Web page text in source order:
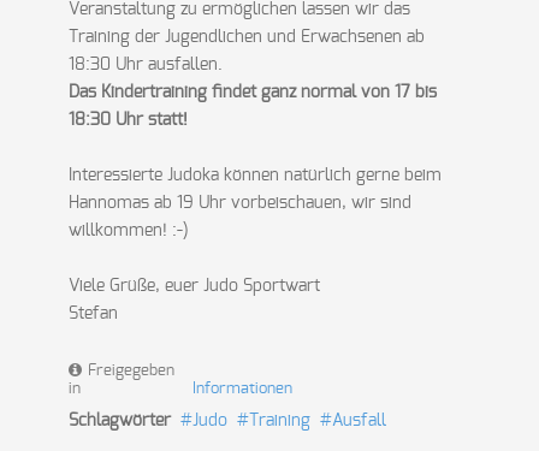
Veranstaltung zu ermöglichen lassen wir das
Training der Jugendlichen und Erwachsenen ab
18:30 Uhr ausfallen.
Das Kindertraining findet ganz normal von 17 bis
18:30 Uhr statt!
Interessierte Judoka können natürlich gerne beim
Hannomas ab 19 Uhr vorbeischauen, wir sind
willkommen! :-)
Viele Grüße, euer Judo Sportwart
Stefan
Freigegeben
in
Informationen
Schlagwörter Judo Training Ausfall